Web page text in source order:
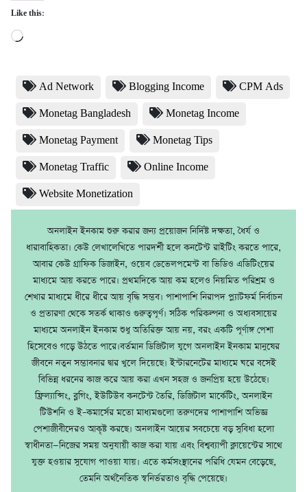
Like this:
Loading…
Ad Network Blogging Income CPM Ads
Monetag Bangladesh Monetag Income
Monetag Payment Monetag Tips
Monetag Traffic Online Income
Website Monetization
অনলাইন ইনকাম শুরু করার জন্য প্রয়োজন নির্দিষ্ট দক্ষতা, ধৈর্য ও
ধারাবাহিকতা। কেউ লেখালেখিতে পারদর্শী হলে কনটেন্ট রাইটিং করতে পারে,
আবার কেউ গ্রাফিক ডিজাইন, ওয়েব ডেভেলপমেন্ট বা ভিডিও এডিটিংয়ের
মাধ্যমে আয় করতে পারে। প্রথমদিকে আয় কম হলেও নিয়মিত পরিশ্রম ও
শেখার মাধ্যমে ধীরে ধীরে আয় বৃদ্ধি সম্ভব। পাশাপাশি নিরাপদ প্ল্যাটফর্ম নির্বাচন
ও প্রতারণা থেকে সতর্ক থাকাও গুরুত্বপূর্ণ। সঠিক পরিকল্পনা ও অধ্যবসায়ের
মাধ্যমে অনলাইন ইনকাম শুধু অতিরিক্ত আয় নয়, বরং একটি পূর্ণাঙ্গ পেশা
হিসেবেও গড়ে উঠতে পারে।বর্তমান ডিজিটাল যুগে অনলাইন ইনকাম মানুষের
জীবনে নতুন সম্ভাবনার দ্বার খুলে দিয়েছে। ইন্টারনেটের মাধ্যমে ঘরে বসেই
বিভিন্ন ধরনের কাজ করে আয় করা এখন সহজ ও জনপ্রিয় হয়ে উঠেছে।
ফ্রিল্যান্সিং, ব্লগিং, ইউটিউব কনটেন্ট তৈরি, ডিজিটাল মার্কেটিং, অনলাইন
টিউশনি ও ই–কমার্সের মতো মাধ্যমগুলো তরুণদের পাশাপাশি অভিজ্ঞ
পেশাজীবীদেরও আকৃষ্ট করছে। অনলাইন আয়ের সবচেয়ে বড় সুবিধা হলো
স্বাধীনতা—নিজের সময় অনুযায়ী কাজ করা যায় এবং বিশ্বব্যাপী ক্লায়েন্টের সাথে
যুক্ত হওয়ার সুযোগ পাওয়া যায়। এতে কর্মসংস্থানের পরিধি যেমন বেড়েছে,
তেমনি অর্থনৈতিক স্বনির্ভরতাও বৃদ্ধি পেয়েছে।